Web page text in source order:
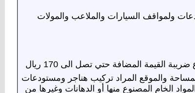
ولمواقف السيارات والملاعب والمولات
ومستودعات للمتر المربع 90 ريال بعد ارتفاع ضريبة القيمة المضافة حتي تصل الى 170 ريال
والموقع المراد تركيب هناجر ومستودعات
الخام المصنوع منها أو الدهانات وغيرها من